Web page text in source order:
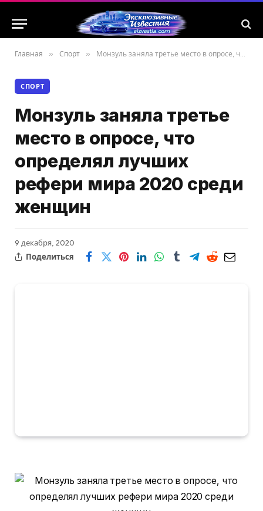
Главная » Спорт » Монзуль заняла третье место в опросе, что определял лучших рефери мира 2020 среди женщин
СПОРТ
Монзуль заняла третье
место в опросе, что
определял лучших
рефери мира 2020 среди
женщин
9 декабря, 2020
Поделиться